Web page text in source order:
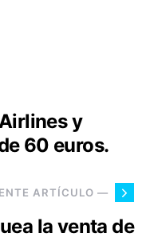
y
60 euros.
ARTÍCULO —
la venta de